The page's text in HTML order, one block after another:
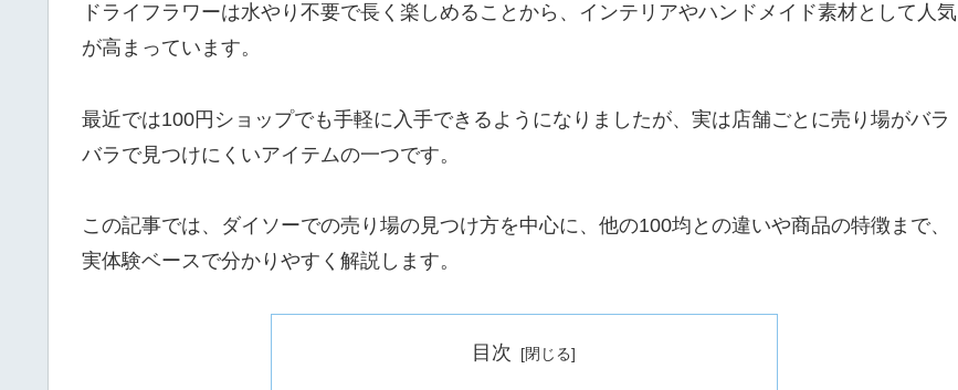
ドライフラワーは水やり不要で長く楽しめることから、インテリアやハンドメイド素材として人気
が高まっています。
最近では100円ショップでも手軽に入手できるようになりましたが、実は店舗ごとに売り場がバラ
バラで見つけにくいアイテムの一つです。
この記事では、ダイソーでの売り場の見つけ方を中心に、他の100均との違いや商品の特徴まで、
実体験ベースで分かりやすく解説します。
目次